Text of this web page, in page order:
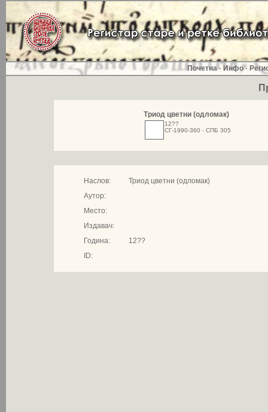
Почетна- Инфо-
Триод цветни (одломак)
12??
СГ-1990-360 - СПБ 305
Наслов:
Триод цветни (одломак)
Аутор:
Место:
Издавач:
Година:
12??
ID: